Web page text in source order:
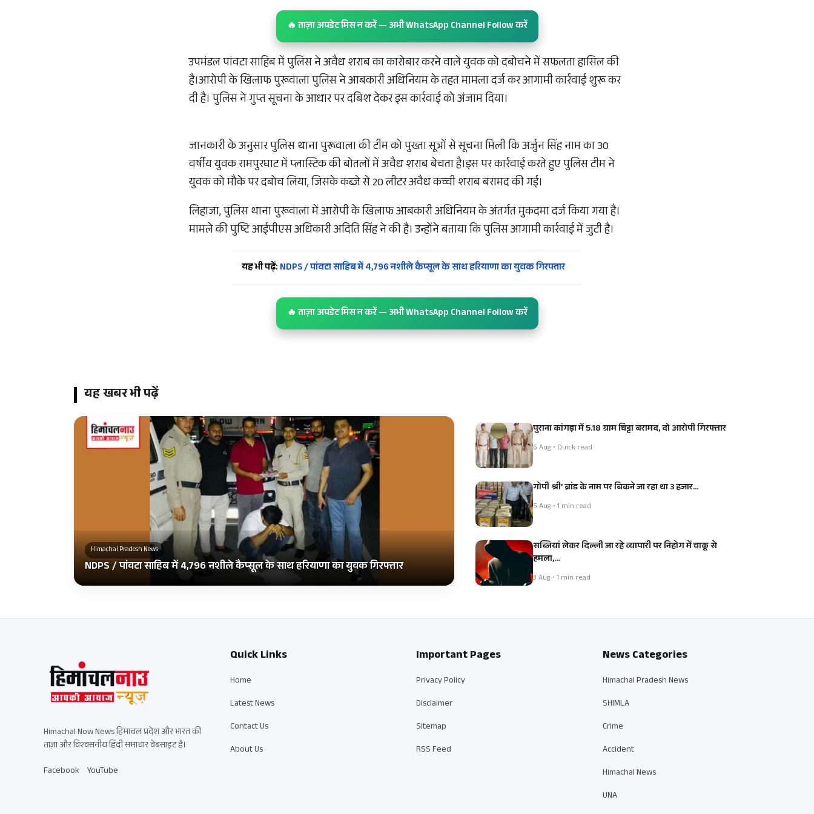
🔥 ताज़ा अपडेट मिस न करें — अभी WhatsApp Channel Follow करें
उपमंडल पांवटा साहिब में पुलिस ने अवैध शराब का कारोबार करने वाले युवक को दबोचने में सफलता हासिल की
है।आरोपी के खिलाफ पुरूवाला पुलिस ने आबकारी अधिनियम के तहत मामला दर्ज कर आगामी कार्रवाई शुरू कर
दी है। पुलिस ने गुप्त सूचना के आधार पर दबिश देकर इस कार्रवाई को अंजाम दिया।
जानकारी के अनुसार पुलिस थाना पुरूवाला की टीम को पुख्ता सूत्रों से सूचना मिली कि अर्जुन सिंह नाम का 30
वर्षीय युवक रामपुरघाट में प्लास्टिक की बोतलों में अवैध शराब बेचता है।इस पर कार्रवाई करते हुए पुलिस टीम ने
युवक को मौके पर दबोच लिया, जिसके कब्जे से 20 लीटर अवैध कच्ची शराब बरामद की गई।
लिहाजा, पुलिस थाना पुरूवाला में आरोपी के खिलाफ आबकारी अधिनियम के अंतर्गत मुकदमा दर्ज किया गया है।
मामले की पुष्टि आईपीएस अधिकारी अदिति सिंह ने की है। उन्होंने बताया कि पुलिस आगामी कार्रवाई में जुटी है।
यह भी पढ़ें: NDPS / पांवटा साहिब में 4,796 नशीले कैप्सूल के साथ हरियाणा का युवक गिरफ्तार
🔥 ताज़ा अपडेट मिस न करें — अभी WhatsApp Channel Follow करें
यह खबर भी पढ़ें
Himachal Pradesh News
NDPS / पांवटा साहिब में 4,796 नशीले कैप्सूल के साथ हरियाणा का युवक गिरफ्तार
पुराना कांगड़ा में 5.18 ग्राम चिट्टा बरामद, दो आरोपी गिरफ्तार
6 Aug • Quick read
गोपी श्री’ ब्रांड के नाम पर बिकने जा रहा था 3 हजार…
5 Aug • 1 min read
सब्जियां लेकर दिल्ली जा रहे व्यापारी पर निहोग में चाकू से
हमला,…
3 Aug • 1 min read
Himachal Now News हिमाचल प्रदेश और भारत की
ताज़ा और विश्वसनीय हिंदी समाचार वेबसाइट है।
Facebook YouTube
Quick Links
Home
Latest News
Contact Us
About Us
Important Pages
Privacy Policy
Disclaimer
Sitemap
RSS Feed
News Categories
Himachal Pradesh News
SHIMLA
Crime
Accident
Himachal News
UNA